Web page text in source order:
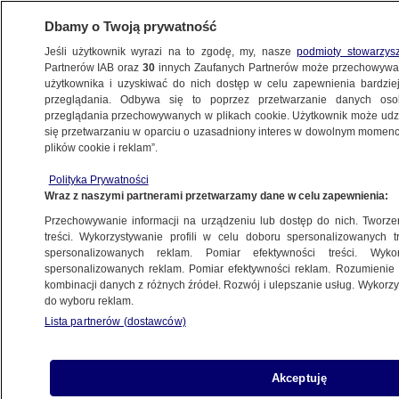
RZESZÓW
dzieci. Pediatria przepełniona, a w planach
ograniczenie liczby łóżek
5.12.2022, 12:20
Udostępnij
Dbamy o Twoją prywatność
Jeśli użytkownik wyrazi na to zgodę, my, naszepodmioty
Partnerów IAB oraz30 innych Zaufanych Partnerów może
użytkownika i uzyskiwać do nich dostęp w celu zapewnienia
przeglądania. Odbywa się to poprzez przetwarzanie danych
przeglądania przechowywanych w plikach cookie. Użytkownik może
się przetwarzaniu w oparciu o uzasadniony interes w dowolnym
plików cookie i reklam”.
Polityka Prywatności
Wraz z naszymi partnerami przetwarzamy dane w celu zapewnienia:
Przechowywanie informacji na urządzeniu lub dostęp do nich.
treści. Wykorzystywanie profili w celu doboru spersonalizowanych
spersonalizowanych reklam. Pomiar efektywności treści.
spersonalizowanych reklam. Pomiar efektywności reklam.
kombinacji danych z różnych źródeł. Rozwój i ulepszanie usług.
do wyboru reklam.
Lista partnerów (dostawców)
Akceptuję